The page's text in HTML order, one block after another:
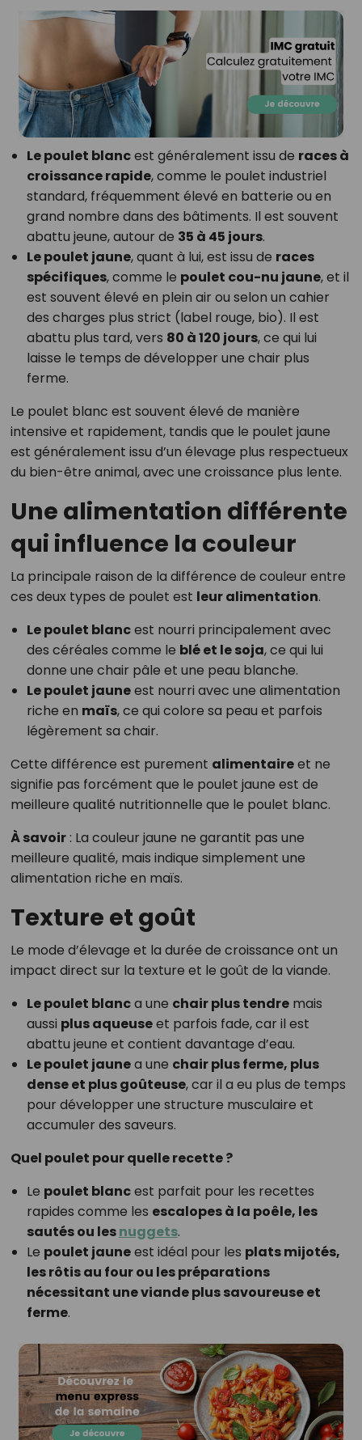
Le poulet blancest généralement issu de races à
croissance rapide, comme le poulet industriel
standard, fréquemment élevé en batterie ou en
grand nombre dans des bâtiments. Il est souvent
abattu jeune, autour de 35 à 45 jours.
Le poulet jaune, quant à lui, est issu de races
spécifiques, comme le poulet cou-nu jaune, et il
est souvent élevé en plein air ou selon un cahier
des charges plus strict (label rouge, bio). Il est
abattu plus tard, vers 80 à 120 jours, ce qui lui
laisse le temps de développer une chair plus
ferme.
Le poulet blanc est souvent élevé de manière
intensive et rapidement, tandis que le poulet jaune
est généralement issu d’un élevage plus respectueux
du bien-être animal, avec une croissance plus lente.
Une alimentation différente
qui influence la couleur
La principale raison de la différence de couleur entre
ces deux types de poulet est leur alimentation.
Le poulet blancest nourri principalement avec
des céréales comme le blé et le soja, ce qui lui
donne une chair pâle et une peau blanche.
Le poulet jauneest nourri avec une alimentation
riche en maïs, ce qui colore sa peau et parfois
légèrement sa chair.
Cette différence est purement alimentaireet ne
signifie pas forcément que le poulet jaune est de
meilleure qualité nutritionnelle que le poulet blanc.
À savoir: La couleur jaune ne garantit pas une
meilleure qualité, mais indique simplement une
alimentation riche en maïs.
Texture et goût
Le mode d’élevage et la durée de croissance ont un
impact direct sur la texture et le goût de la viande.
Le poulet blanca une chair plus tendremais
aussi plus aqueuseet parfois fade, car il est
abattu jeune et contient davantage d’eau.
Le poulet jaunea une chair plus ferme, plus
dense et plus goûteuse, car il a eu plus de temps
pour développer une structure musculaire et
accumuler des saveurs.
Quel poulet pour quelle recette ?
Le poulet blancest parfait pour les recettes
rapides comme les escalopes à la poêle, les
sautés ou lesnuggets.
Le poulet jauneest idéal pour les plats mijotés,
les rôtis au four ou les préparations
nécessitant une viande plus savoureuse et
ferme.